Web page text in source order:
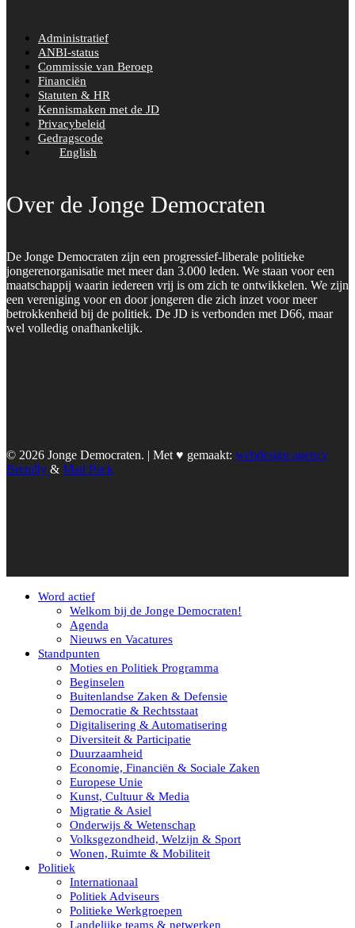
Administratief
ANBI-status
Commissie van Beroep
Financiën
Statuten & HR
Kennismaken met de JD
Privacybeleid
Gedragscode
English
Over de Jonge Democraten
De Jonge Democraten zijn een progressief-liberale politieke
jongerenorganisatie met meer dan 3.000 leden. We staan voor een
maatschappij waarin iedereen vrij is om zich te ontwikkelen. We zijn
een vereniging voor en door jongeren die zich inzet voor meer
betrokkenheid bij de politiek. De JD is verbonden met D66, maar
wel volledig onafhankelijk.
© 2026 Jonge Democraten. | Met ♥︎ gemaakt: webdesign agency
Brendly & Mad Pack
Word actief
Welkom bij de Jonge Democraten!
Agenda
Nieuws en Vacatures
Standpunten
Moties en Politiek Programma
Beginselen
Buitenlandse Zaken & Defensie
Democratie & Rechtsstaat
Digitalisering & Automatisering
Diversiteit & Participatie
Duurzaamheid
Economie, Financiën & Sociale Zaken
Europese Unie
Kunst, Cultuur & Media
Migratie & Asiel
Onderwijs & Wetenschap
Volksgezondheid, Welzijn & Sport
Wonen, Ruimte & Mobiliteit
Politiek
Internationaal
Politiek Adviseurs
Politieke Werkgroepen
Landelijke teams & netwerken